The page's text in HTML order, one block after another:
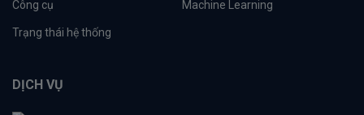
Công cụ Machine Learning
Trạng thái hệ thống
DỊCH VỤ